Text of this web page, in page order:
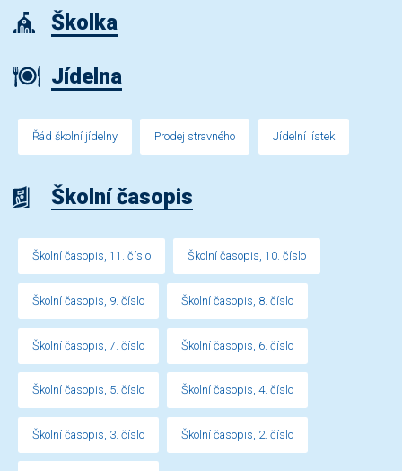
Školka
Jídelna
Řád školní jídelny Prodej stravného Jídelní lístek
Školní časopis
Školní časopis, 11. číslo Školní časopis, 10. číslo
Školní časopis, 9. číslo Školní časopis, 8. číslo
Školní časopis, 7. číslo Školní časopis, 6. číslo
Školní časopis, 5. číslo Školní časopis, 4. číslo
Školní časopis, 3. číslo Školní časopis, 2. číslo